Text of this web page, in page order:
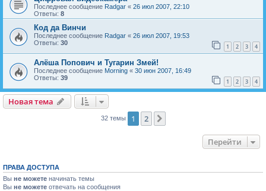
Последнее сообщение Radgar « 26 июл 2007, 22:10
Ответы: 8
Код да Винчи
Последнее сообщение Radgar « 26 июл 2007, 19:53
Ответы: 30 1 2 3 4
Алёша Попович и Тугарин Змей!
Последнее сообщение Morning « 30 июн 2007, 16:49
Ответы: 39 1 2 3 4
Новая тема
Новаятема
32 темы 1 2
Перейти
ПРАВА ДОСТУПА
Вы не можете начинать темы
Вы не можете отвечать на сообщения